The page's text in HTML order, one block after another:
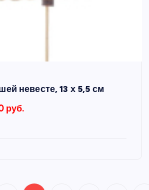
невесте, 13 х 5,5 см
руб.